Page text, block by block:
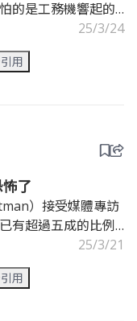
的是工務機響起的
峰時段要更早起。
會提出問題，工程
議，產品進度與品
。
25/3/24
引用
了
）接受媒體專訪
有超過五成的比例
25/3/21
引用